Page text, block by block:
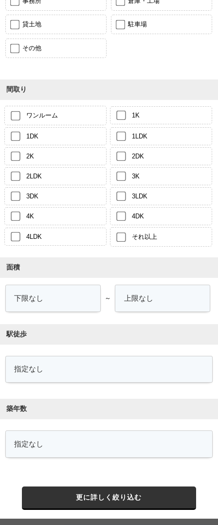
貸土地 駐車場
その他
間取り
ワンルーム 1K
1DK 1LDK
2K 2DK
2LDK 3K
3DK 3LDK
4K 4DK
4LDK それ以上
面積
～
駅徒歩
築年数
更に詳しく絞り込む